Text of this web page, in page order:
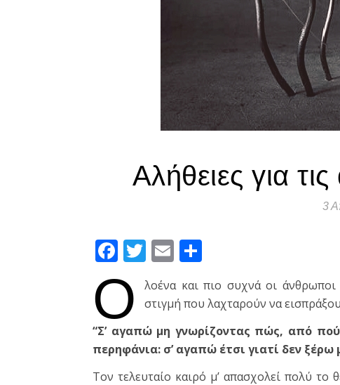
Αλήθειες για
3
Facebook
Twitter
Email
Ο
λοένα και πιο συχνά οι άνθρωποι
στιγμή που λαχταρούν να
“Σ’ αγαπώ μη γνωρίζοντας πώς, από
περηφάνια: σ’ αγαπώ έτσι γιατί δεν
Τον τελευταίο καιρό μ’ απασχολεί πολύ